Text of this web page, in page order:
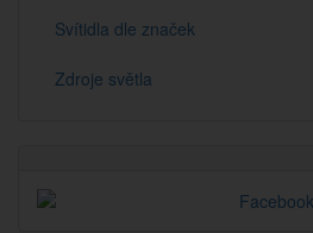
Svítidla dle značek
Zdroje světla